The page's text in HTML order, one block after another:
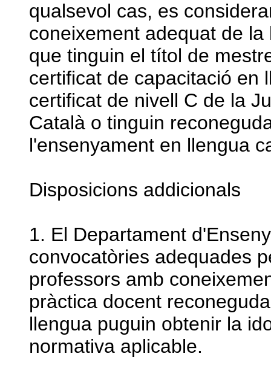
qualsevol cas, es
coneixement adequat de
que tinguin el títol de
certificat de capacitació en
certificat de nivell C de la
Català o tinguin
l'ensenyament en llengua
Disposicions addicionals
1. El Departament
convocatòries adequades
professors amb
pràctica docent
llengua puguin obtenir la
normativa aplicable.